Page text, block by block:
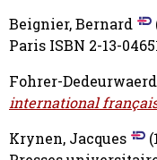
Beignier, Bernard
Paris ISBN 2-13-
Fohrer-
international
Krynen, Jacques